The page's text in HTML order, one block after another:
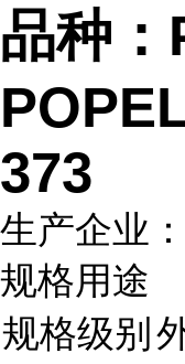
品种：
373
生产企业
规格用途
规格级别